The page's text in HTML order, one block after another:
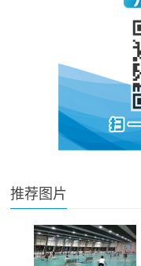
推荐图片